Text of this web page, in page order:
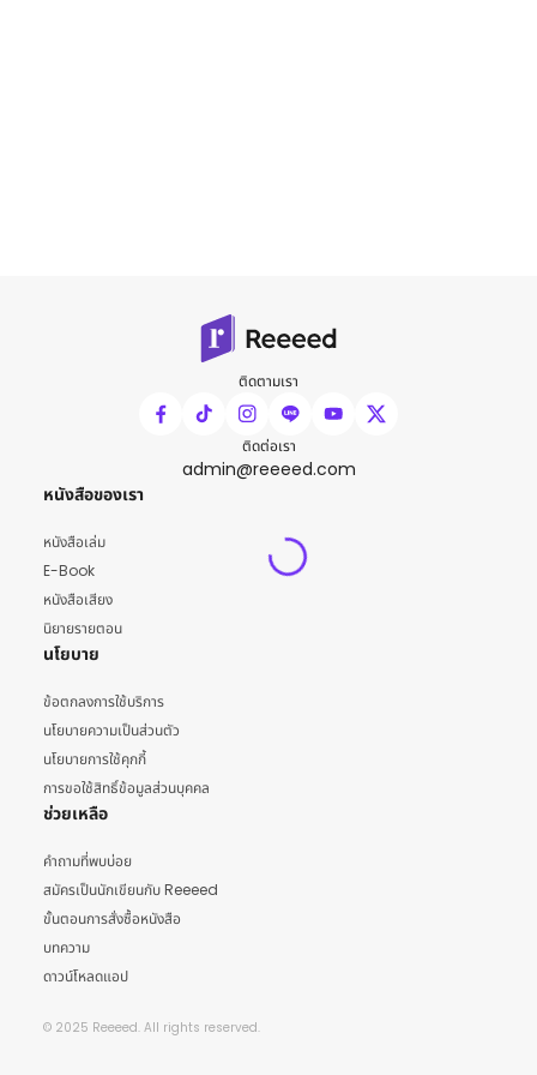
ติดตามเรา
ติดต่อเรา
admin@reeeed.com
หนังสือของเรา
หนังสือเล่ม
E-Book
หนังสือเสียง
นิยายรายตอน
นโยบาย
ข้อตกลงการใช้บริการ
นโยบายความเป็นส่วนตัว
นโยบายการใช้คุกกี้
การขอใช้สิทธิ์ข้อมูลส่วนบุคคล
ช่วยเหลือ
คำถามที่พบบ่อย
สมัครเป็นนักเขียนกับ Reeeed
ขั้นตอนการสั่งซื้อหนังสือ
บทความ
ดาวน์โหลดแอป
© 2025 Reeeed. All rights reserved.